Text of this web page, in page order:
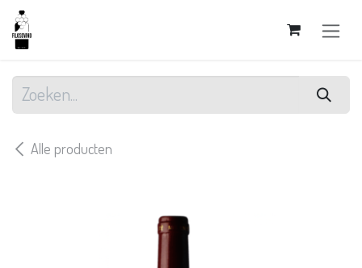
Overslaan naar inhoud
Alle producten